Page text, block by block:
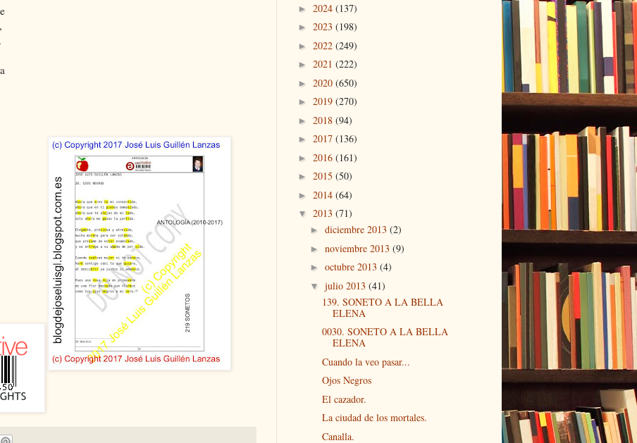
► 2024 (137)
► 2023 (198)
► 2022 (249)
► 2021 (222)
► 2020 (650)
► 2019 (270)
► 2018 (94)
► 2017 (136)
► 2016 (161)
► 2015 (50)
► 2014 (64)
▼ 2013 (71)
► diciembre 2013 (2)
► noviembre 2013 (9)
► octubre 2013 (4)
▼ julio 2013 (41)
139. SONETO A LA BELLA
ELENA
0030. SONETO A LA BELLA
ELENA
Cuando la veo pasar...
Ojos Negros
El cazador.
La ciudad de los mortales.
Canalla.